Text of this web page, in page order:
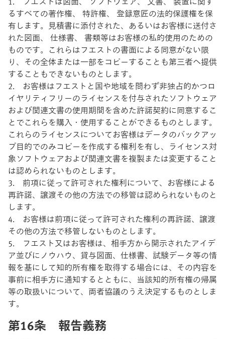
るすべての著作権、 特許権、 登録意匠の法的保護権を保
有します。見積書に添付された、あるいはお客様に送付さ
れた図面、 仕様書、 書類等はお客様の私的使用のための
ものです。これらはフエストの書面による同意がない限
り、その全体または一部をコピーすることも第三者へ提供
することもできないものとします。
2. お客様はフエストと国や地域を問わず非独占的かつロ
イヤリティフリーのライセンスを付与されたソフトウェア
および関連文書の使用期間を含めた許諾契約に同意するこ
とでこれらを購入・使用することができるものとします。
これらのライセンスについてお客様はデータのバックアッ
プ目的でのみコピーを作成する権利を有し、ライセンス対
象ソフトウェアおよび関連文書を複製または変更すること
は認められないものとします。
3. 前項に従って許可された権利について、お客様による
再許諾、譲渡その他の方法での移管は認められないものと
します。
4. お客様は前項に従って許可された権利の再許諾、譲渡
その他の方法で移管しないものとします。
5. フエスト又はお客様は、相手方から開示されたアイデ
ア並びにノウハウ、貸与図面、仕様書、試験データ等の情
報を基にして知的所有権を取得する場合には、その内容を
事前に相手方に通知するとともに、当該知的所有権の帰属
等の取扱いについて、両者協議のうえ決定するものとしま
す。
第16条 報告義務